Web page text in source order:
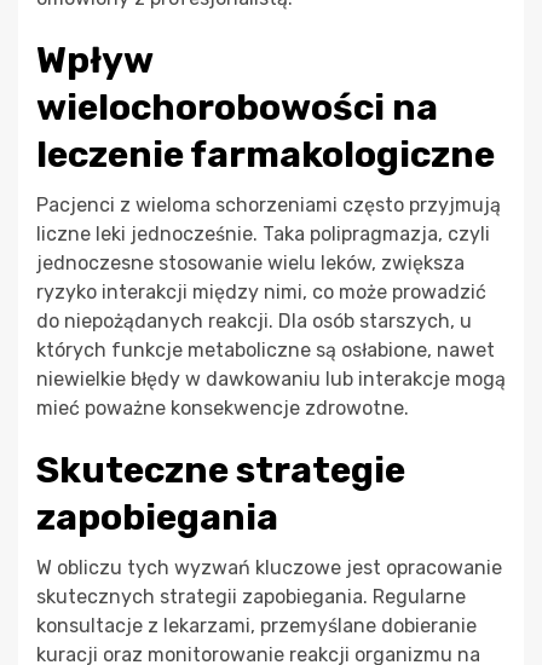
Wpływ
wielochorobowości na
leczenie farmakologiczne
Pacjenci z wieloma schorzeniami często przyjmują
liczne leki jednocześnie. Taka polipragmazja, czyli
jednoczesne stosowanie wielu leków, zwiększa
ryzyko interakcji między nimi, co może prowadzić
do niepożądanych reakcji. Dla osób starszych, u
których funkcje metaboliczne są osłabione, nawet
niewielkie błędy w dawkowaniu lub interakcje mogą
mieć poważne konsekwencje zdrowotne.
Skuteczne strategie
zapobiegania
W obliczu tych wyzwań kluczowe jest opracowanie
skutecznych strategii zapobiegania. Regularne
konsultacje z lekarzami, przemyślane dobieranie
kuracji oraz monitorowanie reakcji organizmu na